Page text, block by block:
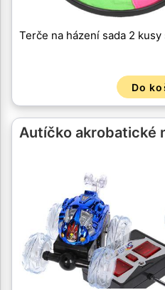
Terče na házení sada 2
Do
Autíčko akrobatické